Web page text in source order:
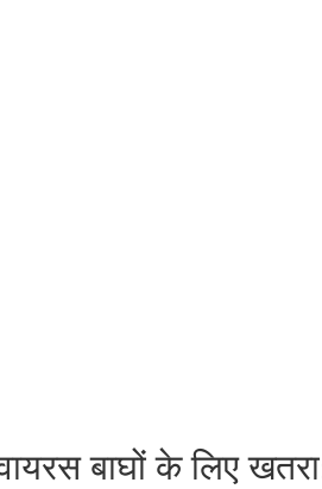
बाघों के लिए